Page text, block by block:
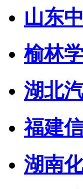
山东
榆林
湖北
福建
湖南